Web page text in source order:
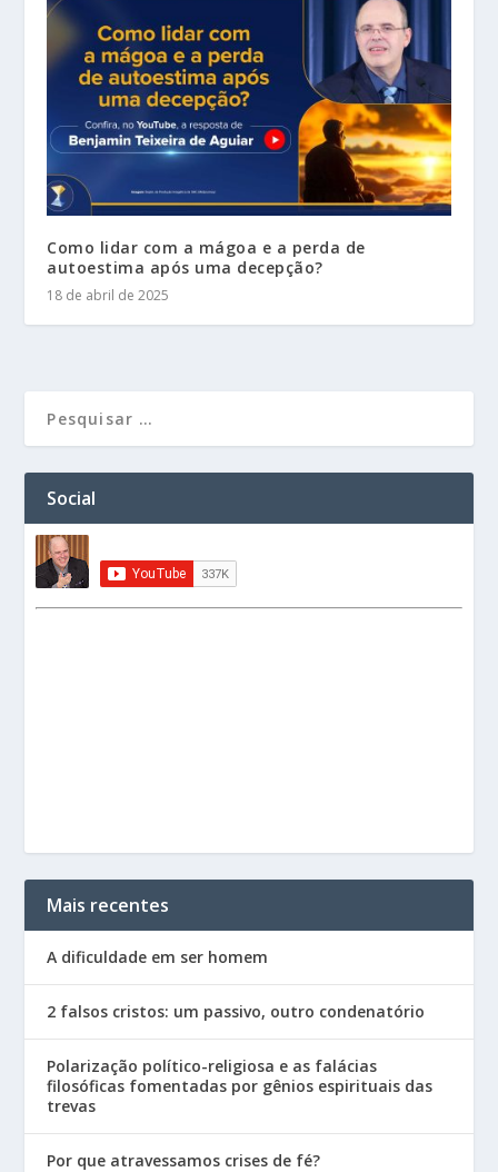
Como lidar com a mágoa e a perda de
autoestima após uma decepção?
18 de abril de 2025
Social
Mais recentes
A dificuldade em ser homem
2 falsos cristos: um passivo, outro condenatório
Polarização político-religiosa e as falácias
filosóficas fomentadas por gênios espirituais das
trevas
Por que atravessamos crises de fé?